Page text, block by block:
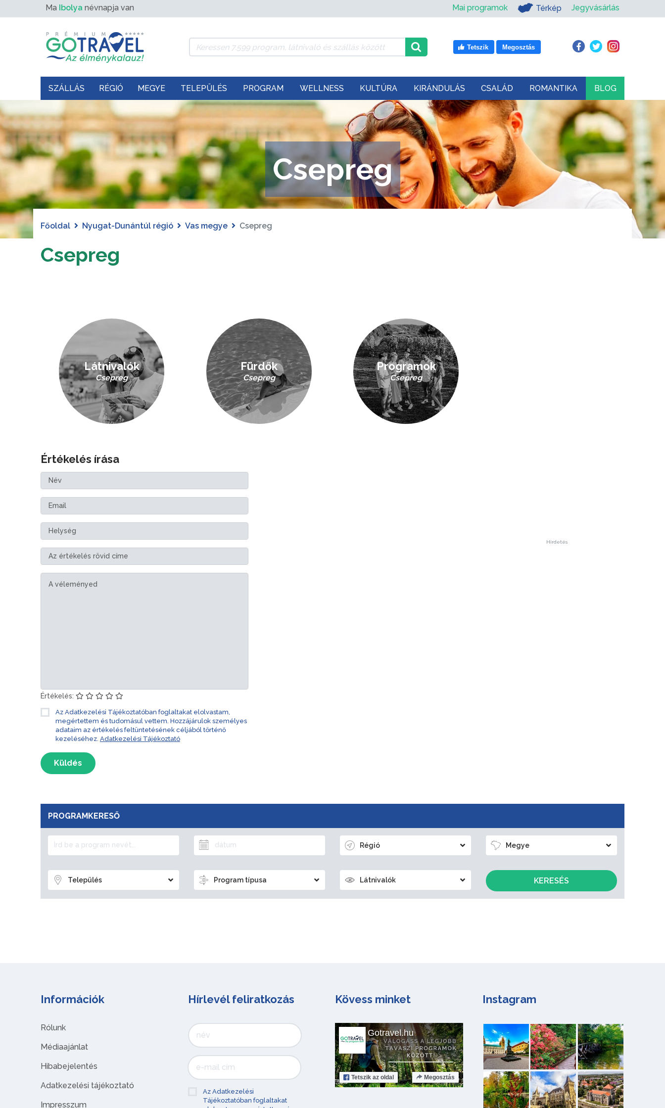
Ma Ibolya névnapja van Mai programok Térkép Jegyvásárlás
Tetszik Megosztás
SZÁLLÁS RÉGIÓ MEGYE TELEPÜLÉS PROGRAM WELLNESS KULTÚRA KIRÁNDULÁS CSALÁD ROMANTIKA BLOG
Csepreg
Főoldal Nyugat-Dunántúl régió Vas megye Csepreg
Csepreg
Látnivalók
Csepreg
Fürdők
Csepreg
Programok
Csepreg
Értékelés írása
Értékelés:
Az Adatkezelési Tájékoztatóban foglaltakat elolvastam,
megértettem és tudomásul vettem. Hozzájárulok személyes
adataim az értékelés feltüntetésének céljából történő
kezeléséhez. Adatkezelési Tájékoztató
Küldés
Hirdetés
PROGRAMKERESŐ
Régió Megye
Település Program típusa Látnivalók KERESÉS
Információk
Rólunk
Médiaajánlat
Hibabejelentés
Adatkezelési tájékoztató
Impresszum
Hírlevél feliratkozás
Az Adatkezelési
Tájékoztatóban foglaltakat
Kövess minket
Gotravel.hu
Tetszik az oldal Megosztás
Instagram